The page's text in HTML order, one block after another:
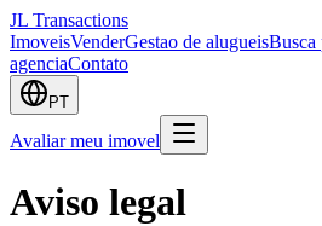
JL Transactions
ImoveisVenderGestao de alugueisBusca
agenciaContato
PT
Avaliar meu imovel
Aviso legal